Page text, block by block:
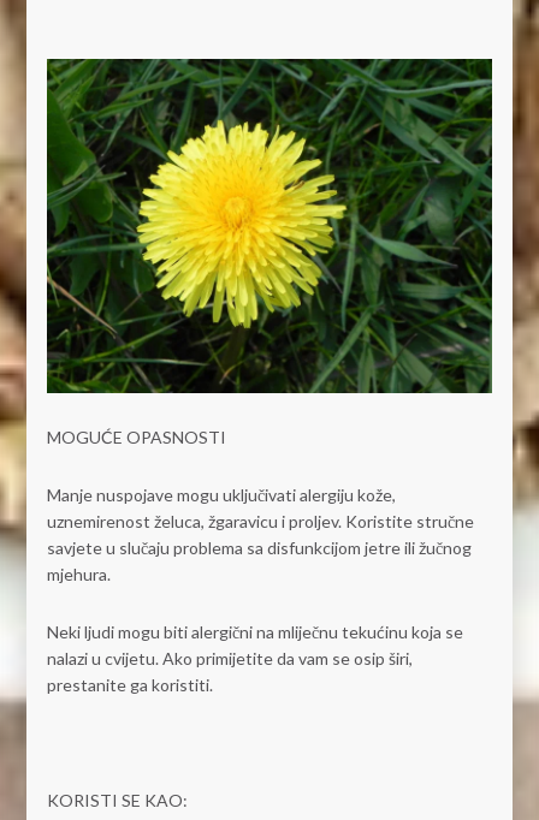
MOGUĆE OPASNOSTI
Manje nuspojave mogu uključivati ​​alergiju kože,
uznemirenost želuca, žgaravicu i proljev. Koristite stručne
savjete u slučaju problema sa disfunkcijom jetre ili žučnog
mjehura.
Neki ljudi mogu biti alergični na mliječnu tekućinu koja se
nalazi u cvijetu. Ako primijetite da vam se osip širi,
prestanite ga koristiti.
KORISTI SE KAO: